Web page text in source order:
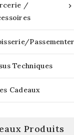

/
Techniques
Cadeaux
Produits